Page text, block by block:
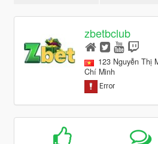
zbetbclub
123 Nguyễn Thị
Chí Minh